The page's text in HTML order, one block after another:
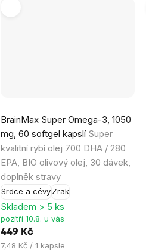
BrainMax Super Omega-3, 1050
mg, 60 softgel kapslí Super
kvalitní rybí olej 700 DHA / 280
EPA, BIO olivový olej, 30 dávek,
doplněk stravy
Srdce a cévy Zrak
hodnocení
produktu
je
5,0
z
5
hvězdiček.
Skladem > 5 ks
pozítří 10.8. u vás
449 Kč
Měrná
7,48 Kč / 1 kapsle